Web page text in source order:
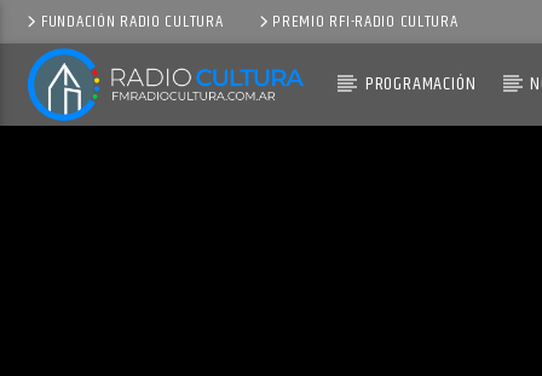
FUNDACIÓN RADIO CULTURA PREMIO RFI-RADIO CULTURA
PROGRAMACIÓN